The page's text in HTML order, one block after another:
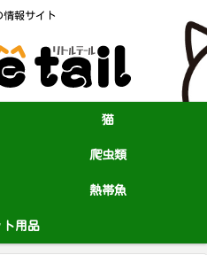
情報サイト
猫
爬虫類
熱帯魚
ト用品